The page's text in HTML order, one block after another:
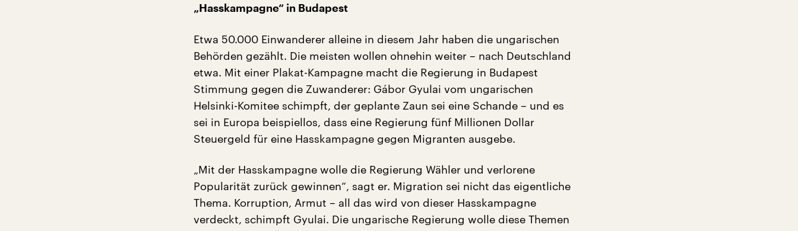
„Hasskampagne“ in Budapest
Etwa 50.000 Einwanderer alleine in diesem Jahr haben die ungarischen
Behörden gezählt. Die meisten wollen ohnehin weiter – nach Deutschland
etwa. Mit einer Plakat-Kampagne macht die Regierung in Budapest
Stimmung gegen die Zuwanderer: Gábor Gyulai vom ungarischen
Helsinki-Komitee schimpft, der geplante Zaun sei eine Schande – und es
sei in Europa beispiellos, dass eine Regierung fünf Millionen Dollar
Steuergeld für eine Hasskampagne gegen Migranten ausgebe.
„Mit der Hasskampagne wolle die Regierung Wähler und verlorene
Popularität zurück gewinnen“, sagt er. Migration sei nicht das eigentliche
Thema. Korruption, Armut – all das wird von dieser Hasskampagne
verdeckt, schimpft Gyulai. Die ungarische Regierung wolle diese Themen